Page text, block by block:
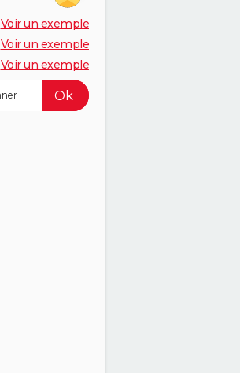
Voir un exemple
Voir un exemple
Voir un exemple